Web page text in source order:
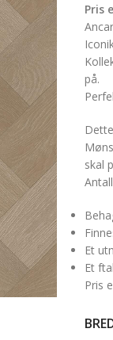
Pris
på.
skal
Et
Et
Pris